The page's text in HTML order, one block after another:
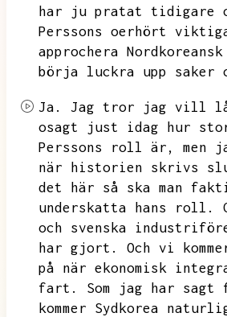
har ju pratat tidigare
Perssons oerhört
approchera
börja luckra upp saker
Ja.
Jag tror jag vill
osagt just idag hur stor
Perssons roll är,
men
när historien skrivs
det här så ska man
underskatta hans roll.
och svenska
har gjort.
Och vi
på när ekonomisk
fart.
Som jag har sagt
kommer Sydkorea